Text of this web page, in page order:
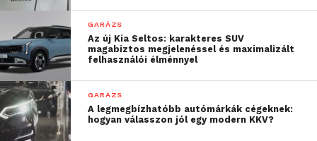
GARÁZS
Az új Kia Seltos: karakteres SUV
magabiztos megjelenéssel és maximalizált
felhasználói élménnyel
GARÁZS
A legmegbízhatóbb autómárkák cégeknek:
hogyan válasszon jól egy modern KKV?